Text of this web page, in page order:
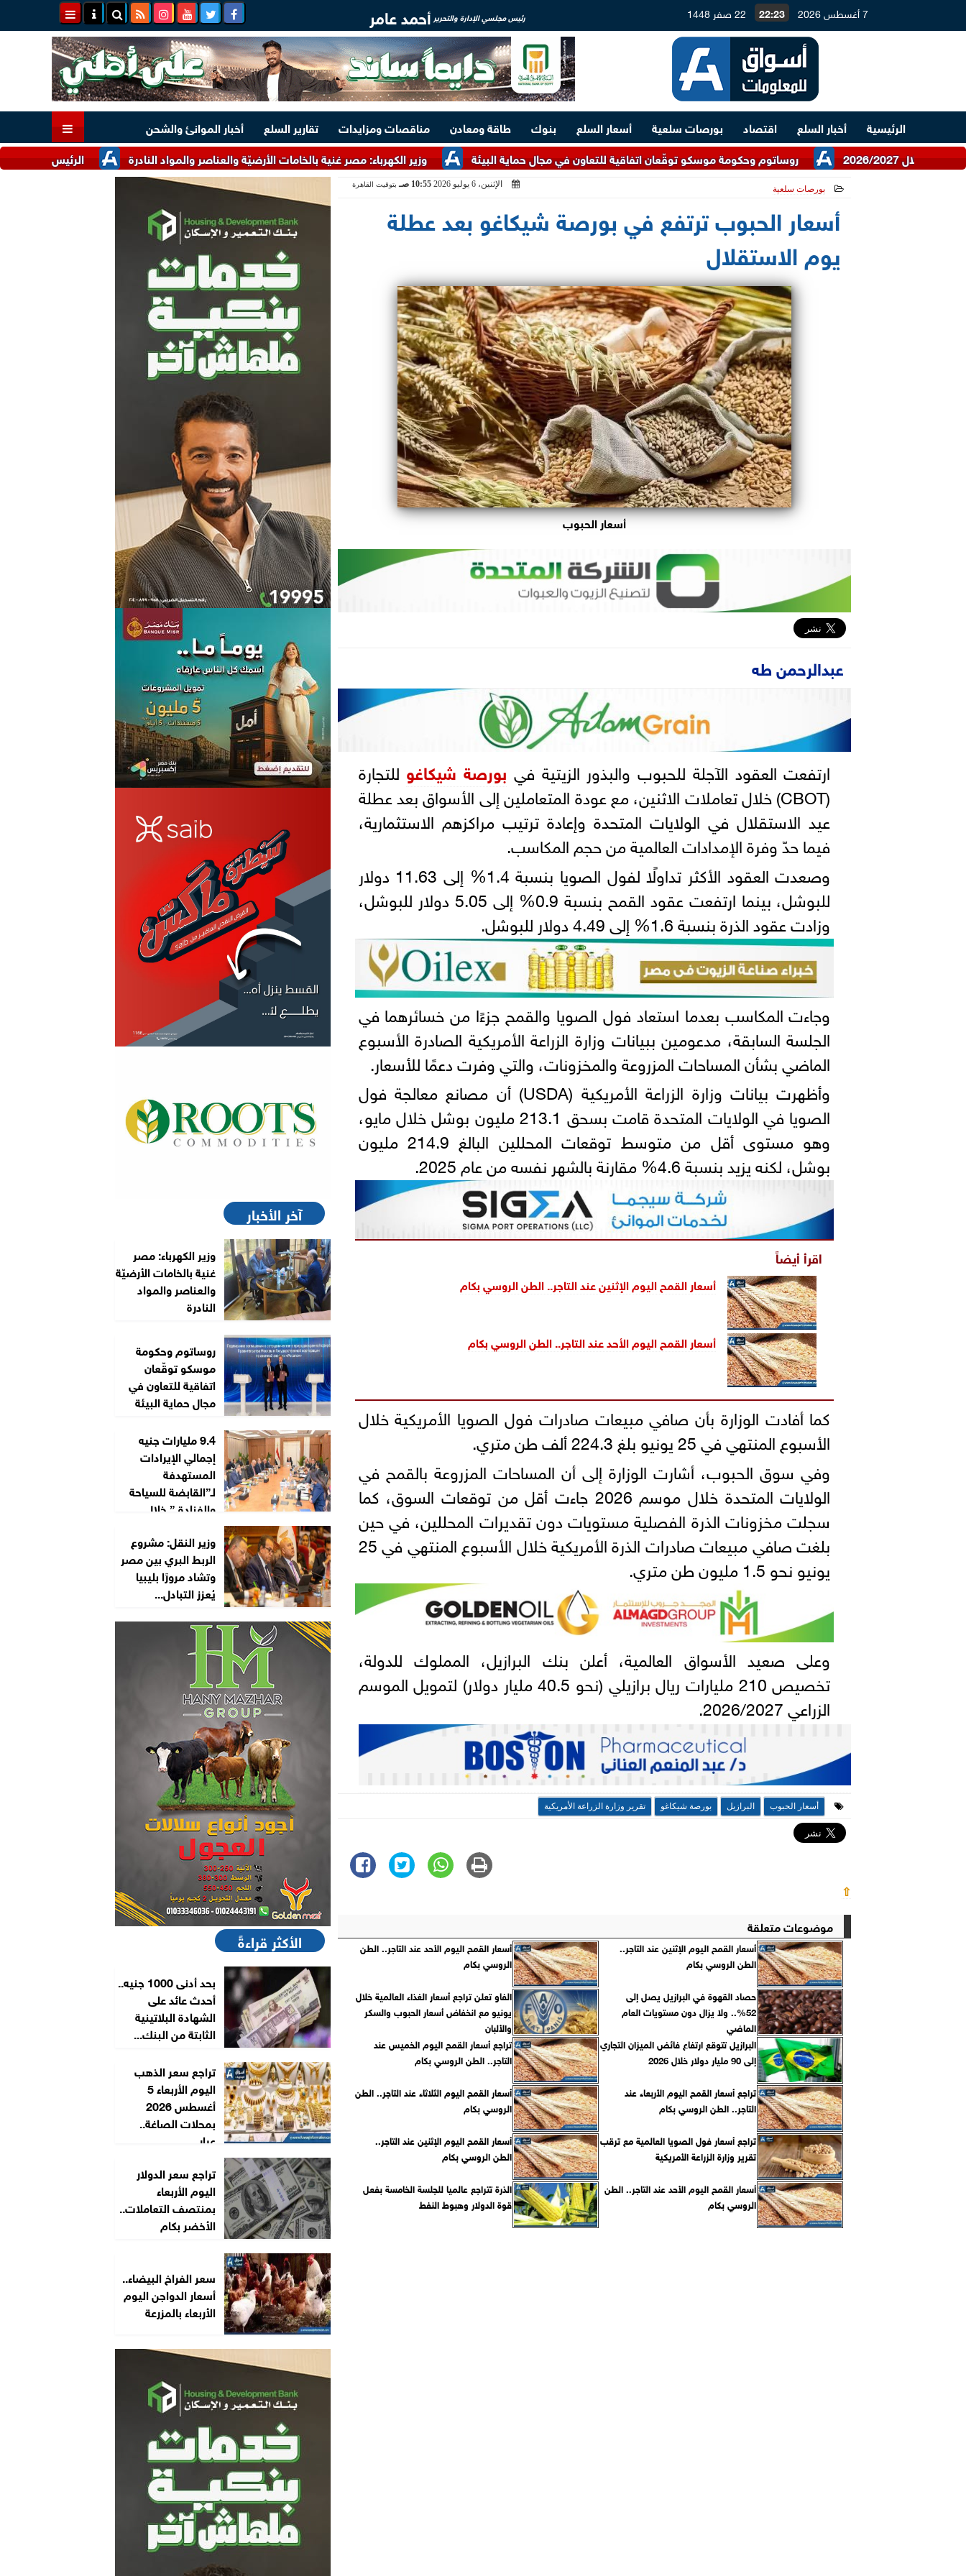
7 أغسطس 2026 22:23 22 صفر 1448 رئيس مجلسي الإدارة والتحرير أحمد عامر
الرئيسية أخبار السلع اقتصاد بورصات سلعية أسعار السلع بنوك طاقة ومعادن مناقصات ومزايدات تقارير السلع
أخبار الموانئ والشحن
الرئيس السيسي وملك البحرين
وزير الكهرباء: مصر غنية بالخامات الأرضيّة والعناصر والمواد النادرة روساتوم وحكومة موسكو توقّعان اتفاقية للتعاون في مجال حماية البيئة
بورصات سلعية الإثنين، 6 يوليو 2026 10:55 صـ بتوقيت القاهرة
أسعار الحبوب ترتفع في بورصة شيكاغو بعد عطلة
يوم الاستقلال
أسعار الحبوب
عبدالرحمن طه
ارتفعت العقود الآجلة للحبوب والبذور الزيتية في بورصة شيكاغو للتجارة
(CBOT) خلال تعاملات الاثنين، مع عودة المتعاملين إلى الأسواق بعد عطلة
عيد الاستقلال في الولايات المتحدة وإعادة ترتيب مراكزهم الاستثمارية،
فيما حدّ وفرة الإمدادات العالمية من حجم المكاسب.
وصعدت العقود الأكثر تداولًا لفول الصويا بنسبة 1.4% إلى 11.63 دولار
للبوشل، بينما ارتفعت عقود القمح بنسبة 0.9% إلى 5.05 دولار للبوشل،
وزادت عقود الذرة بنسبة 1.6% إلى 4.49 دولار للبوشل.
وجاءت المكاسب بعدما استعاد فول الصويا والقمح جزءًا من خسائرهما في
الجلسة السابقة، مدعومين ببيانات وزارة الزراعة الأمريكية الصادرة الأسبوع
الماضي بشأن المساحات المزروعة والمخزونات، والتي وفرت دعمًا للأسعار.
وأظهرت بيانات وزارة الزراعة الأمريكية (USDA) أن مصانع معالجة فول
الصويا في الولايات المتحدة قامت بسحق 213.1 مليون بوشل خلال مايو،
وهو مستوى أقل من متوسط توقعات المحللين البالغ 214.9 مليون
بوشل، لكنه يزيد بنسبة 4.6% مقارنة بالشهر نفسه من عام 2025.
اقرأ أيضاً
أسعار القمح اليوم الإثنين عند التاجر.. الطن الروسي بكام
أسعار القمح اليوم الأحد عند التاجر.. الطن الروسي بكام
كما أفادت الوزارة بأن صافي مبيعات صادرات فول الصويا الأمريكية خلال
الأسبوع المنتهي في 25 يونيو بلغ 224.3 ألف طن متري.
وفي سوق الحبوب، أشارت الوزارة إلى أن المساحات المزروعة بالقمح في
الولايات المتحدة خلال موسم 2026 جاءت أقل من توقعات السوق، كما
سجلت مخزونات الذرة الفصلية مستويات دون تقديرات المحللين، في حين
بلغت صافي مبيعات صادرات الذرة الأمريكية خلال الأسبوع المنتهي في 25
يونيو نحو 1.5 مليون طن متري.
وعلى صعيد الأسواق العالمية، أعلن بنك البرازيل، المملوك للدولة،
تخصيص 210 مليارات ريال برازيلي (نحو 40.5 مليار دولار) لتمويل الموسم
الزراعي 2026/2027.
أسعار الحبوب البرازيل بورصة شيكاغو تقرير وزارة الزراعة الأمريكية
⇧
موضوعات متعلقة
أسعار القمح اليوم الإثنين عند التاجر..
الطن الروسي بكام
أسعار القمح اليوم الأحد عند التاجر.. الطن
الروسي بكام
حصاد القهوة في البرازيل يصل إلى
52%.. ولا يزال دون مستويات العام
الماضي
الفاو تعلن تراجع أسعار الغذاء العالمية خلال
يونيو مع انخفاض أسعار الحبوب والسكر
والألبان
البرازيل تتوقع ارتفاع فائض الميزان التجاري
إلى 90 مليار دولار خلال 2026
تراجع أسعار القمح اليوم الخميس عند
التاجر.. الطن الروسي بكام
تراجع أسعار القمح اليوم الأربعاء عند
التاجر.. الطن الروسي بكام
أسعار القمح اليوم الثلاثاء عند التاجر.. الطن
الروسي بكام
تراجع أسعار فول الصويا العالمية مع ترقب
تقرير وزارة الزراعة الأمريكية
أسعار القمح اليوم الإثنين عند التاجر..
الطن الروسي بكام
أسعار القمح اليوم الأحد عند التاجر.. الطن
الروسي بكام
الذرة تتراجع عالميا للجلسة الخامسة بفعل
قوة الدولار وهبوط النفط
آخر الأخبار
وزير الكهرباء: مصر
غنية بالخامات الأرضيّة
والعناصر والمواد
النادرة
روساتوم وحكومة
موسكو توقّعان
اتفاقية للتعاون في
مجال حماية البيئة
9.4 مليارات جنيه
إجمالي الإيرادات
المستهدفة
لـ”القابضة للسياحة
والفنادق” خلال
وزير النقل: مشروع
الربط البري بين مصر
وتشاد مرورًا بليبيا
يُعزز التبادل...
الأكثر قراءةً
بحد أدنى 1000 جنيه..
أحدث عائد على
الشهادة البلاتينية
الثابتة من البنك...
تراجع سعر الذهب
اليوم الأربعاء 5
أغسطس 2026
بمحلات الصاغة..
عيار...
تراجع سعر الدولار
اليوم الأربعاء
بمنتصف التعاملات..
الأخضر بكام
سعر الفراخ البيضاء..
أسعار الدواجن اليوم
الأربعاء بالمزرعة